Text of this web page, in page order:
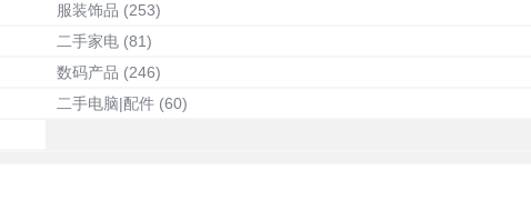
服装饰品 (253)
二手家电 (81)
数码产品 (246)
二手电脑|配件 (60)